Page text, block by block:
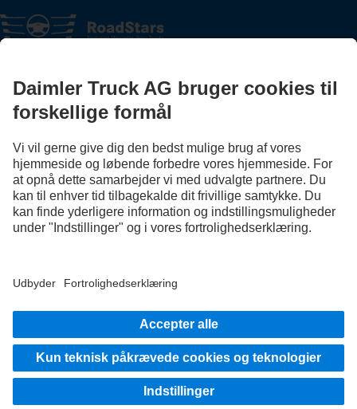
FOLLOW THE ROADSTARS.
Nu kan du dele erfaringer med andre truckere.
Kom godt i gang
Databeskyttelsesoplysninger
Vilkår og betingelser
EU Data Act
Databeskyttelse testkøretøjer
Databeskyttelsesoplysninger Vejhjælp